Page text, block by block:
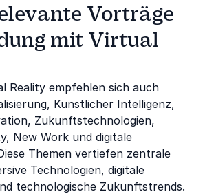
Vorträge
mit Virtual
Reality empfehlen sich auch
Künstlicher Intelligenz,
Zukunftstechnologien,
New Work und digitale
Themen vertiefen zentrale
Technologien, digitale
technologische Zukunftstrends.